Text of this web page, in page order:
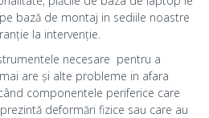
bază de montaj in sediile noastre
la intervenție.
necesare pentru a
are și alte probleme in afara
componentele periferice care
deformări fizice sau care au